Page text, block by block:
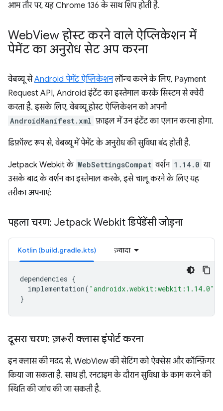
आम तौर पर, यह Chrome 136 के साथ शिप होती है.
WebView होस्ट करने वाले ऐप्लिकेशन में
पेमेंट का अनुरोध सेट अप करना
वेबव्यू सेAndroid पेमेंट ऐप्लिकेशनलॉन्च करने के लिए, Payment
Request API, Android इंटेंट का इस्तेमाल करके सिस्टम से क्वेरी
करता है. इसके लिए, वेबव्यू होस्ट ऐप्लिकेशन को अपनी
AndroidManifest.xml फ़ाइल में उन इंटेंट का एलान करना होगा.
डिफ़ॉल्ट रूप से, वेबव्यू में पेमेंट के अनुरोध की सुविधा बंद होती है.
Jetpack Webkit के WebSettingsCompat वर्शन 1.14.0 या
उसके बाद के वर्शन का इस्तेमाल करके, इसे चालू करने के लिए यह
तरीका अपनाएं:
पहला चरण: Jetpack Webkit डिपेंडेंसी जोड़ना
Kotlin (build.gradle.kts) ज़्यादा
dependencies {
implementation( "androidx.webkit:webkit:1.14.0"
}
दूसरा चरण: ज़रूरी क्लास इंपोर्ट करना
इन क्लास की मदद से, WebView की सेटिंग को ऐक्सेस और कॉन्फ़िगर
किया जा सकता है. साथ ही, रनटाइम के दौरान सुविधा के काम करने की
स्थिति की जांच की जा सकती है.